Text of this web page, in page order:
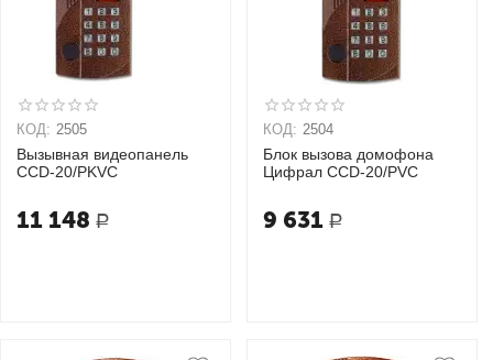
КОД: 2505
Вызывная видеопанель
CCD-20/РKVC
11 148 Р
КОД: 2504
Блок вызова домофона
Цифрал CCD-20/PVC
9 631 Р